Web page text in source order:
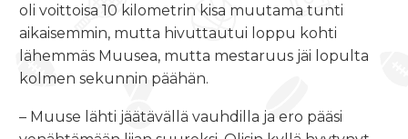
oli voittoisa 10 kilometrin kisa muutama tunti
aikaisemmin, mutta hivuttautui loppu kohti
lähemmäs Muusea, mutta mestaruus jäi lopulta
kolmen sekunnin päähän.
– Muuse lähti jäätävällä vauhdilla ja ero pääsi